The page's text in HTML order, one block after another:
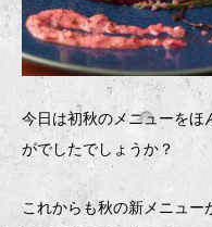
今日は初秋のメニューをほ
がでしたでしょうか？
これからも秋の新メニュー